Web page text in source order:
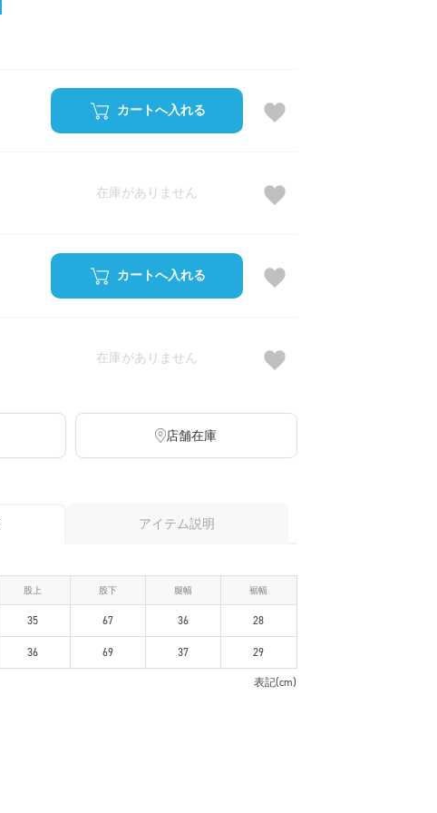
カートへ入れる
在庫がありません
カートへ入れる
在庫がありません
店舗在庫
アイテム説明
股上 股下 腿幅 裾幅
35 67 36 28
36 69 37 29
表記(cm)